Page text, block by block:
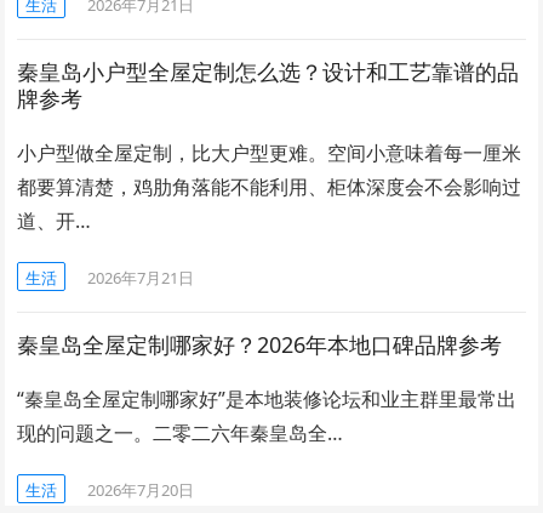
生活 2026年7月21日
秦皇岛小户型全屋定制怎么选？设计和工艺靠谱的品
牌参考
小户型做全屋定制，比大户型更难。空间小意味着每一厘米
都要算清楚，鸡肋角落能不能利用、柜体深度会不会影响过
道、开…
生活 2026年7月21日
秦皇岛全屋定制哪家好？2026年本地口碑品牌参考
“秦皇岛全屋定制哪家好”是本地装修论坛和业主群里最常出
现的问题之一。二零二六年秦皇岛全…
生活 2026年7月20日